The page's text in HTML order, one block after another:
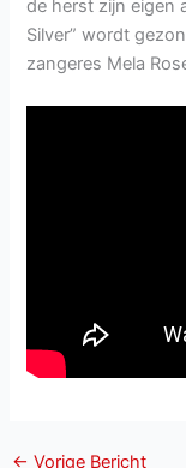
de herst zijn eigen
Silver” wordt
zangeres Mela
← Vorige Bericht